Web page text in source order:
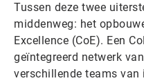
Tussen deze twee
middenweg: het
Excellence (CoE). Een
geïntegreerd netwerk
verschillende teams van